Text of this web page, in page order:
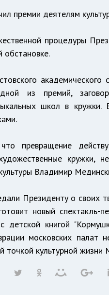
премии деятелям
процедуры
обстановке.
академического
из премий,
школ в
что превращение
кружки,
Владимир
Президенту о своих
новый спектакль-
детской книгой
московских
точкой культурной жизни